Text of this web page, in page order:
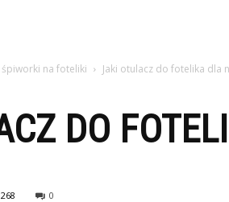
na foteliki Jaki otulacz do fotelika dla
DO
268 0